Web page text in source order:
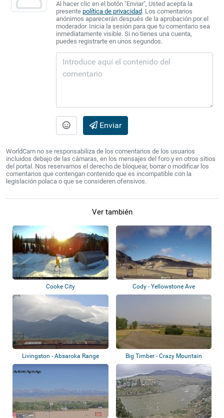
Al hacer clic en el botón "Enviar", Usted acepta la
presente política de privacidad. Los comentarios
anónimos aparecerán después de la aprobación por el
moderador. Inicia la sesión para que tu comentario sea
inmediatamente visible. Si no tienes una cuenta,
puedes registrarte en unos segundos.
Enviar
WorldCam no se responsabiliza de los comentarios de los usuarios
incluidos debajo de las cámaras, en los mensajes del foro y en otros sitios
del portal. Nos reservamos el derecho de bloquear, borrar o modificar los
comentarios que contengan contenido que es incompatible con la
legislación polaca o que se consideren ofensivos.
Ver también
Cooke City Cody - Yellowstone Ave
Livingston - Absaroka Range
Big Timber - Crazy Mountain
Museum